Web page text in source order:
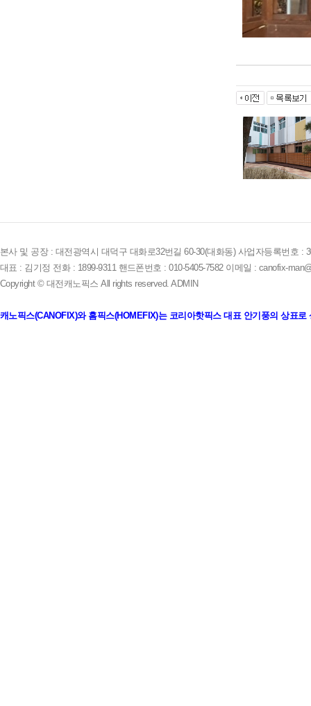
본사 및 공장 : 대전광역시 대덕구 대화로32번길 60-30(대화동) 사업자등록번호 :
대표 : 김기정 전화 : 1899-9311 핸드폰번호 : 010-5405-7582 이메일 : canofix-
Copyright © 대전캐노픽스 All rights reserved.ADMIN
캐노픽스(CANOFIX)와 홈픽스(HOMEFIX)는 코리아핫픽스 대표 안기풍의 상표